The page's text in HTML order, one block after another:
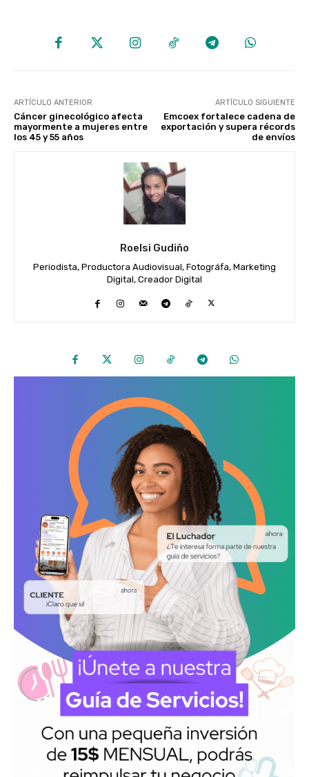
ARTÍCULO ANTERIOR
Cáncer ginecológico afecta
mayormente a mujeres entre
los 45 y 55 años
ARTÍCULO SIGUIENTE
Emcoex fortalece cadena de
exportación y supera récords
de envíos
Roelsi Gudiño
Periodista, Productora Audiovisual, Fotográfa, Marketing
Digital, Creador Digital